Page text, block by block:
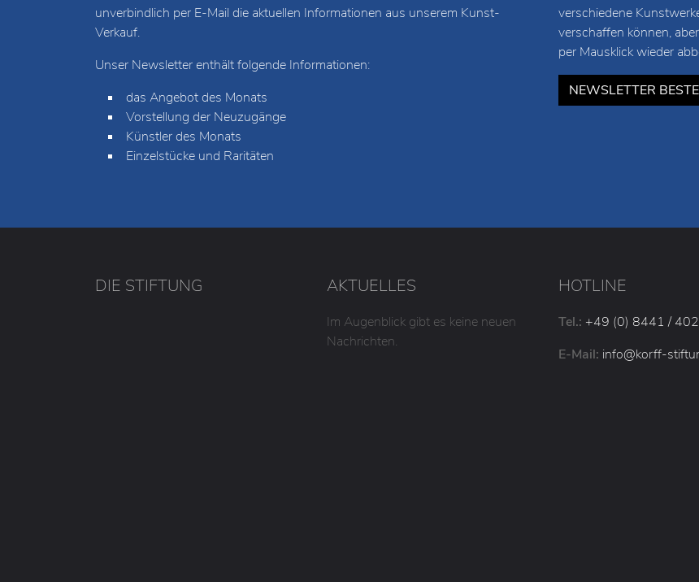
unverbindlich per E-Mail die aktuellen Informationen aus unserem Kunst-
Verkauf.
Unser Newsletter enthält folgende Informationen:
das Angebot des Monats
Vorstellung der Neuzugänge
Künstler des Monats
Einzelstücke und Raritäten
verschiedene
verschaffen können,
per Mausklick wieder
NEWSLETTER
DIE STIFTUNG AKTUELLES
Im Augenblick gibt es keine neuen
Nachrichten.
HOTLINE
Tel.: +49 (0) 8441 /
E-Mail: info@korff-